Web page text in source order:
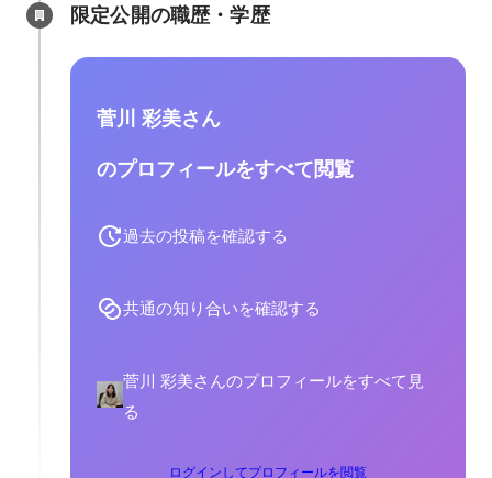
限定公開の職歴・学歴
菅川 彩美さん
のプロフィールをすべて閲覧
過去の投稿を確認する
共通の知り合いを確認する
菅川 彩美さんのプロフィールをすべて見
る
ログインしてプロフィールを閲覧